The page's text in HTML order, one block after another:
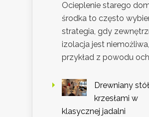
Ocieplenie starego
środka to często
strategia, gdy
izolacja jest
przykład z powodu
Drewniany
krzesłami w
klasycznej jadalni